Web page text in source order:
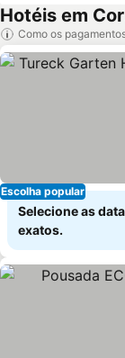
Hotéis em
Como os
Escolha popular
Selecione as
exatos.